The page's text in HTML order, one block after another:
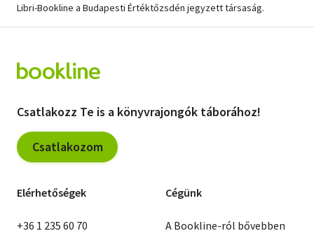
Libri-Bookline a Budapesti Értéktőzsdén jegyzett társaság.
Csatlakozz Te is a könyvrajongók táborához!
Csatlakozom
Elérhetőségek
+36 1 235 60 70
Cégünk
A Bookline-ról bővebben